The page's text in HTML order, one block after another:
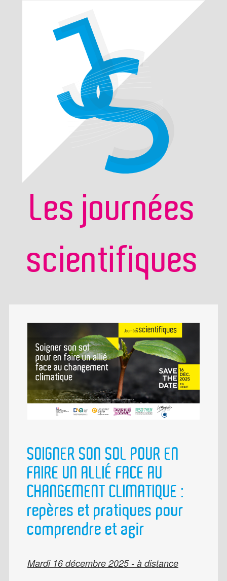
Les journées
scientifiques
SOIGNER SON SOL POUR EN
FAIRE UN ALLIÉ FACE AU
CHANGEMENT CLIMATIQUE :
repères et pratiques pour
comprendre et agir
Mardi 16 décembre 2025 - à distance